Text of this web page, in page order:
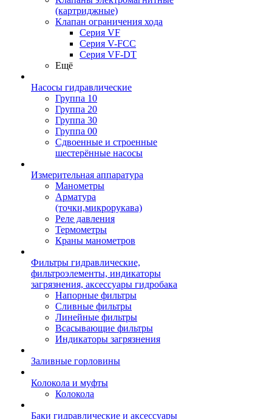
(картриджные)
Клапан ограничения хода
Серия VF
Серия V-FCC
Серия VF-DT
Ещё
Насосы гидравлические
Группа 10
Группа 20
Группа 30
Группа 00
Сдвоенные и строенные
шестерённые насосы
Измерительная аппаратура
Манометры
Арматура
(точки,микрорукава)
Реле давления
Термометры
Краны манометров
Фильтры гидравлические,
фильтроэлементы, индикаторы
загрязнения, аксессуары гидробака
Напорные фильтры
Сливные фильтры
Линейные фильтры
Всасывающие фильтры
Индикаторы загрязнения
Заливные горловины
Колокола и муфты
Колокола
Баки гидравлические и аксессуары